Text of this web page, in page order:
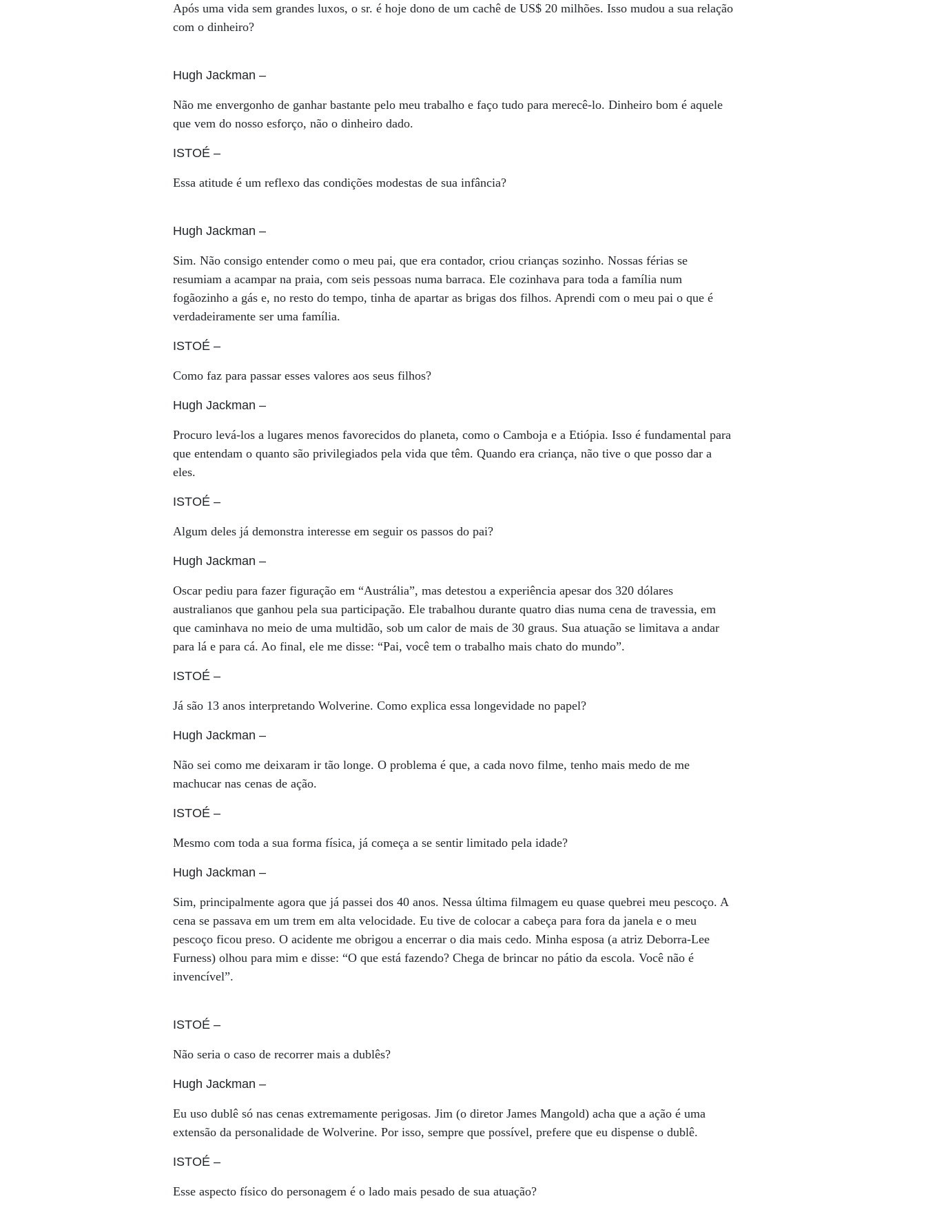
Após uma vida sem grandes luxos, o sr. é hoje dono de um cachê de US$ 20 milhões. Isso mudou a sua relação
com o dinheiro?
Hugh Jackman –
Não me envergonho de ganhar bastante pelo meu trabalho e faço tudo para merecê-lo. Dinheiro bom é aquele
que vem do nosso esforço, não o dinheiro dado.
ISTOÉ –
Essa atitude é um reflexo das condições modestas de sua infância?
Hugh Jackman –
Sim. Não consigo entender como o meu pai, que era contador, criou crianças sozinho. Nossas férias se
resumiam a acampar na praia, com seis pessoas numa barraca. Ele cozinhava para toda a família num
fogãozinho a gás e, no resto do tempo, tinha de apartar as brigas dos filhos. Aprendi com o meu pai o que é
verdadeiramente ser uma família.
ISTOÉ –
Como faz para passar esses valores aos seus filhos?
Hugh Jackman –
Procuro levá-los a lugares menos favorecidos do planeta, como o Camboja e a Etiópia. Isso é fundamental para
que entendam o quanto são privilegiados pela vida que têm. Quando era criança, não tive o que posso dar a
eles.
ISTOÉ –
Algum deles já demonstra interesse em seguir os passos do pai?
Hugh Jackman –
Oscar pediu para fazer figuração em “Austrália”, mas detestou a experiência apesar dos 320 dólares
australianos que ganhou pela sua participação. Ele trabalhou durante quatro dias numa cena de travessia, em
que caminhava no meio de uma multidão, sob um calor de mais de 30 graus. Sua atuação se limitava a andar
para lá e para cá. Ao final, ele me disse: “Pai, você tem o trabalho mais chato do mundo”.
ISTOÉ –
Já são 13 anos interpretando Wolverine. Como explica essa longevidade no papel?
Hugh Jackman –
Não sei como me deixaram ir tão longe. O problema é que, a cada novo filme, tenho mais medo de me
machucar nas cenas de ação.
ISTOÉ –
Mesmo com toda a sua forma física, já começa a se sentir limitado pela idade?
Hugh Jackman –
Sim, principalmente agora que já passei dos 40 anos. Nessa última filmagem eu quase quebrei meu pescoço. A
cena se passava em um trem em alta velocidade. Eu tive de colocar a cabeça para fora da janela e o meu
pescoço ficou preso. O acidente me obrigou a encerrar o dia mais cedo. Minha esposa (a atriz Deborra-Lee
Furness) olhou para mim e disse: “O que está fazendo? Chega de brincar no pátio da escola. Você não é
invencível”.
ISTOÉ –
Não seria o caso de recorrer mais a dublês?
Hugh Jackman –
Eu uso dublê só nas cenas extremamente perigosas. Jim (o diretor James Mangold) acha que a ação é uma
extensão da personalidade de Wolverine. Por isso, sempre que possível, prefere que eu dispense o dublê.
ISTOÉ –
Esse aspecto físico do personagem é o lado mais pesado de sua atuação?